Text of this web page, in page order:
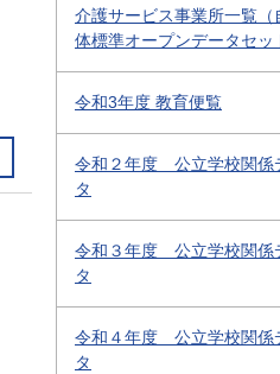
介護サービス事業所一覧（
体標準オープンデータセッ
令和3年度 教育便覧
令和２年度 公立学校関係
タ
令和３年度 公立学校関係
タ
令和４年度 公立学校関係
タ